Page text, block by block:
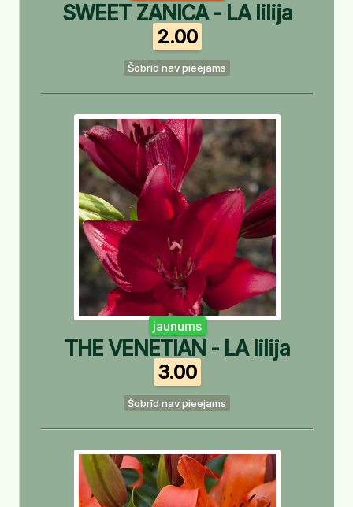
SWEET ZANICA - LA lilija
2.00
Šobrīd nav pieejams
jaunums
THE VENETIAN - LA lilija
3.00
Šobrīd nav pieejams